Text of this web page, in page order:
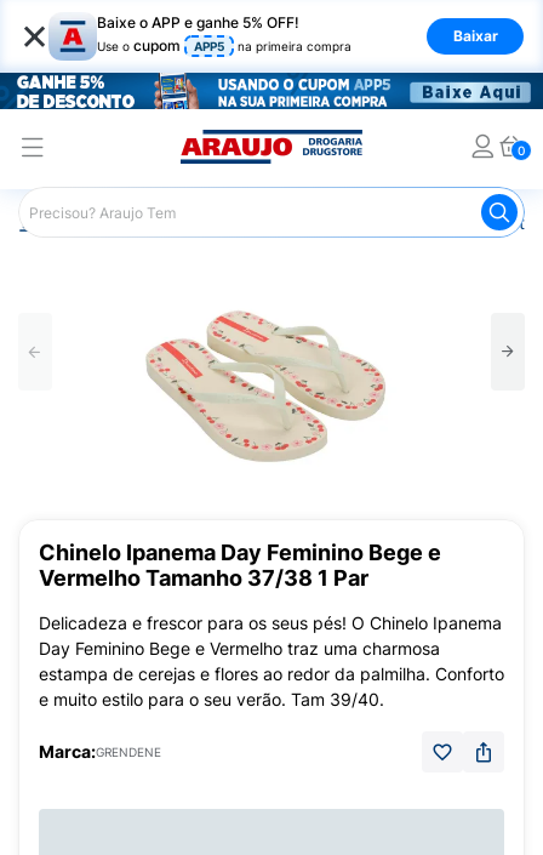
× Baixe o APP e ganhe 5% OFF!
Use o cupom APP5 na primeira compra
Baixar
0
Araujo Mercado Calçados e
Chinelo Ipanema Day Feminino Bege e
Vermelho Tamanho 37/38 1 Par
Delicadeza e frescor para os seus pés! O Chinelo Ipanema
Day Feminino Bege e Vermelho traz uma charmosa
estampa de cerejas e flores ao redor da palmilha. Conforto
e muito estilo para o seu verão. Tam 39/40.
Marca:GRENDENE